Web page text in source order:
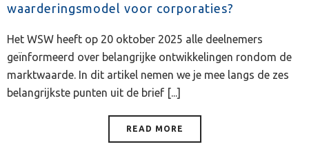
waarderingsmodel voor corporaties?
Het WSW heeft op 20 oktober 2025 alle deelnemers
geïnformeerd over belangrijke ontwikkelingen rondom de
marktwaarde. In dit artikel nemen we je mee langs de zes
belangrijkste punten uit de brief [...]
READ MORE